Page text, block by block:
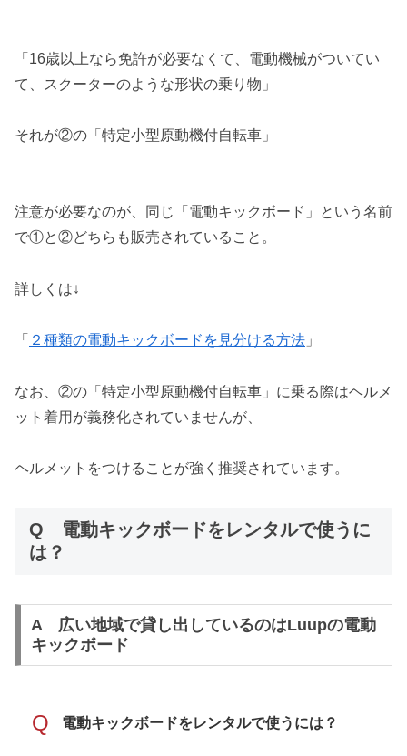
「16歳以上なら免許が必要なくて、電動機械がついてい
て、スクーターのような形状の乗り物」
それが②の「特定小型原動機付自転車」
注意が必要なのが、同じ「電動キックボード」という名前
で①と②どちらも販売されていること。
詳しくは↓
「 ２種類の電動キックボードを見分ける方法 」
なお、②の「特定小型原動機付自転車」に乗る際はヘルメ
ット着用が義務化されていませんが、
ヘルメットをつけることが強く推奨されています。
Q 電動キックボードをレンタルで使うに
は？
A 広い地域で貸し出しているのはLuupの電動
キックボード
Q 電動キックボードをレンタルで使うには？